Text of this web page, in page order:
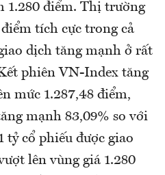
1.280 điểm. Thị trường
tích cực trong cả
dịch tăng mạnh ở rất
phiên VN-Index tăng
mức 1.287,48 điểm,
mạnh 83,09% so với
tỷ cổ phiếu được giao
lên vùng giá 1.280